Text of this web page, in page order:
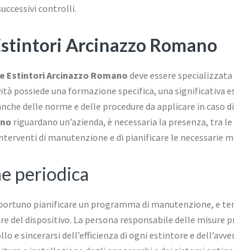
controlli.
Arcinazzo Romano
Estintori Arcinazzo Romanodeve essere
possiede una formazione specifica, una significativa
delle norme e delle procedure da applicare in caso
riguardano un’azienda, è necessaria la presenza, tra
di manutenzione e di pianificare le necessarie
periodica
pianificare un programma di manutenzione, e
del dispositivo. La persona responsabile delle misure
e sincerarsi dell’efficienza di ogni estintore e